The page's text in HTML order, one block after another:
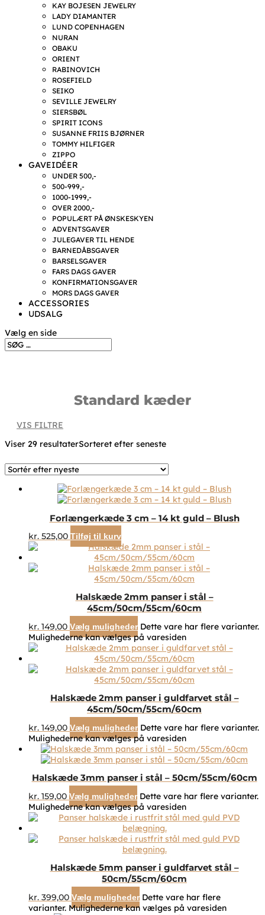
KAY BOJESEN JEWELRY
LADY DIAMANTER
LUND COPENHAGEN
NURAN
OBAKU
ORIENT
RABINOVICH
ROSEFIELD
SEIKO
SEVILLE JEWELRY
SIERSBØL
SPIRIT ICONS
SUSANNE FRIIS BJØRNER
TOMMY HILFIGER
ZIPPO
GAVEIDÉER
UNDER 500,-
500-999,-
1000-1999,-
OVER 2000,-
POPULÆRT PÅ ØNSKESKYEN
ADVENTSGAVER
JULEGAVER TIL HENDE
BARNEDÅBSGAVER
BARSELSGAVER
FARS DAGS GAVER
KONFIRMATIONSGAVER
MORS DAGS GAVER
ACCESSORIES
UDSALG
Vælg en side
Standard kæder
VIS FILTRE
Viser 29 resultaterSorteret efter seneste
Forlængerkæde 3 cm – 14 kt guld – Blush
kr. 525,00 Tilføj til kurv
Halskæde 2mm panser i stål –
45cm/50cm/55cm/60cm
kr. 149,00 Vælg muligheder Dette vare har flere varianter.
Mulighederne kan vælges på varesiden
Halskæde 2mm panser i guldfarvet stål –
45cm/50cm/55cm/60cm
kr. 149,00 Vælg muligheder Dette vare har flere varianter.
Mulighederne kan vælges på varesiden
Halskæde 3mm panser i stål – 50cm/55cm/60cm
kr. 159,00 Vælg muligheder Dette vare har flere varianter.
Mulighederne kan vælges på varesiden
Halskæde 5mm panser i guldfarvet stål –
50cm/55cm/60cm
kr. 399,00 Vælg muligheder Dette vare har flere
varianter. Mulighederne kan vælges på varesiden